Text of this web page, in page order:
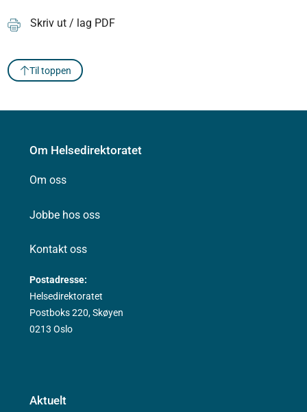
Skriv ut / lag PDF
Til toppen
Om Helsedirektoratet
Om oss
Jobbe hos oss
Kontakt oss
Postadresse:
Helsedirektoratet
Postboks 220, Skøyen
0213 Oslo
Aktuelt